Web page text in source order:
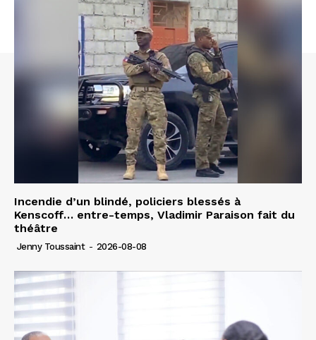
Incendie d’un blindé, policiers blessés à
Kenscoff… entre-temps, Vladimir Paraison fait du
théâtre
Jenny Toussaint - 2026-08-08